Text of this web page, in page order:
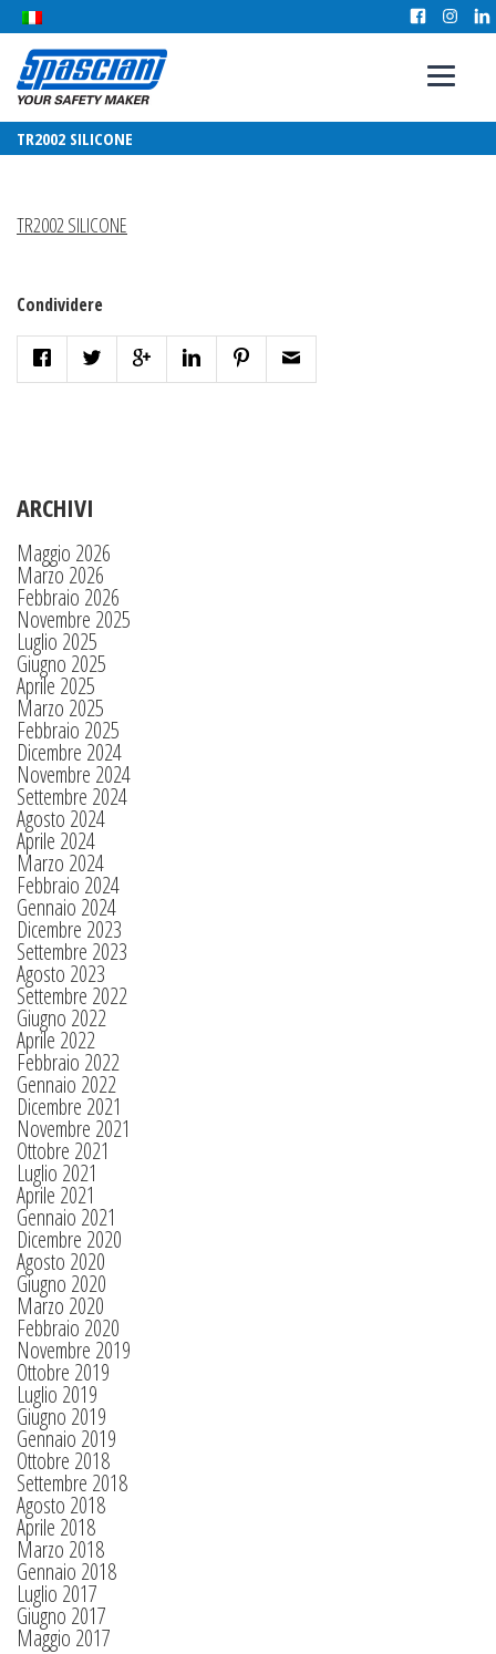
TR2002 SILICONE
TR2002 SILICONE
Condividere
ARCHIVI
Maggio 2026
Marzo 2026
Febbraio 2026
Novembre 2025
Luglio 2025
Giugno 2025
Aprile 2025
Marzo 2025
Febbraio 2025
Dicembre 2024
Novembre 2024
Settembre 2024
Agosto 2024
Aprile 2024
Marzo 2024
Febbraio 2024
Gennaio 2024
Dicembre 2023
Settembre 2023
Agosto 2023
Settembre 2022
Giugno 2022
Aprile 2022
Febbraio 2022
Gennaio 2022
Dicembre 2021
Novembre 2021
Ottobre 2021
Luglio 2021
Aprile 2021
Gennaio 2021
Dicembre 2020
Agosto 2020
Giugno 2020
Marzo 2020
Febbraio 2020
Novembre 2019
Ottobre 2019
Luglio 2019
Giugno 2019
Gennaio 2019
Ottobre 2018
Settembre 2018
Agosto 2018
Aprile 2018
Marzo 2018
Gennaio 2018
Luglio 2017
Giugno 2017
Maggio 2017